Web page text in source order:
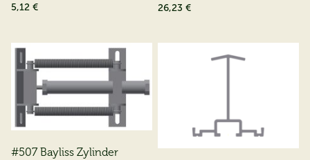
5,12 € 26,23 €
#507 Bayliss Zylinder